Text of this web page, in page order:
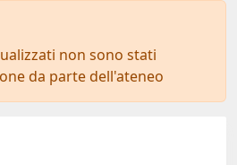
non sono stati
da parte dell'ateneo